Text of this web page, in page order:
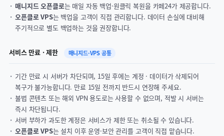
매니지드 오픈클로는 매일 자동 백업·원클릭 복원을 카페24가 제공합니다.
오픈클로 VPS는 백업을 고객이 직접 관리합니다. 데이터 손실에 대비해
주기적으로 별도 백업하는 것을 권장합니다.
서비스 만료 · 제한 매니지드·VPS 공통
기간 만료 시 서버가 차단되며, 15일 후에는 계정 · 데이터가 삭제되어
복구가 불가능합니다. 만료 15일 전까지 반드시 연장해 주세요.
불법 콘텐츠 또는 해외 VPN 용도로는 사용할 수 없으며, 적발 시 서버는
즉시 차단됩니다.
서버 부하가 과도한 계정은 서비스가 제한 또는 취소될 수 있습니다.
오픈클로 VPS는 설치 이후 운영·보안 관리를 고객이 직접 맡습니다.